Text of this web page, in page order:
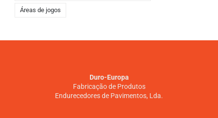
Áreas de jogos
Duro-Europa
Fabricação de Produtos
Endurecedores de Pavimentos, Lda.